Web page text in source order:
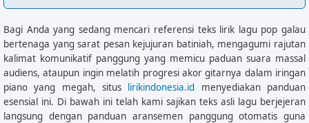
Bagi Anda yang sedang mencari referensi teks lirik lagu pop galau
bertenaga yang sarat pesan kejujuran batiniah, mengagumi rajutan
kalimat komunikatif panggung yang memicu paduan suara massal
audiens, ataupun ingin melatih progresi akor gitarnya dalam iringan
piano yang megah, situs lirikindonesia.id menyediakan panduan
esensial ini. Di bawah ini telah kami sajikan teks asli lagu berjejeran
langsung dengan panduan aransemen panggung otomatis guna